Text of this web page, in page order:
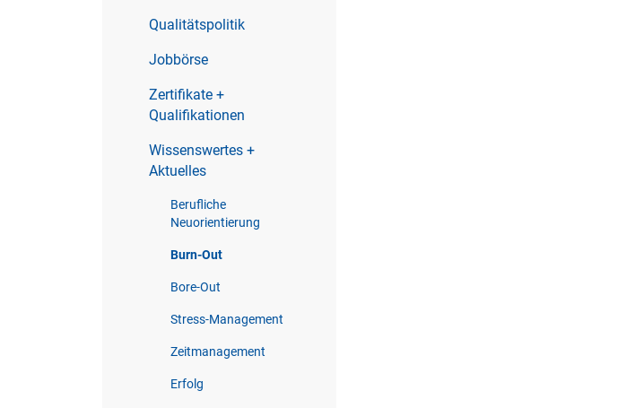
Qualitätspolitik
Jobbörse
Zertifikate +
Qualifikationen
Wissenswertes +
Aktuelles
Berufliche
Neuorientierung
Burn-Out
Bore-Out
Stress-Management
Zeitmanagement
Erfolg